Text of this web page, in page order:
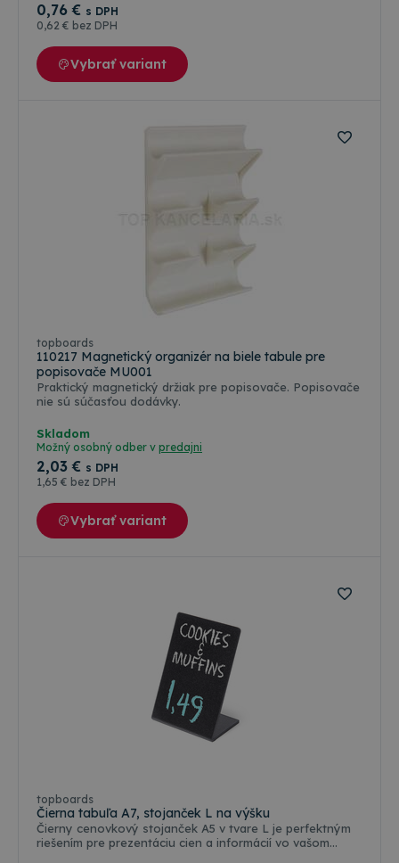
0,76 € s DPH
0,62 € bez DPH
Vybrať variant
topboards
110217 Magnetický organizér na biele tabule pre
popisovače MU001
Praktický magnetický držiak pre popisovače. Popisovače
nie sú súčasťou dodávky.
Skladom
Možný osobný odber v predajni
2,03 € s DPH
1,65 € bez DPH
Vybrať variant
topboards
Čierna tabuľa A7, stojanček L na výšku
Čierny cenovkový stojanček A5 v tvare L je perfektným
riešením pre prezentáciu cien a informácií vo vašom